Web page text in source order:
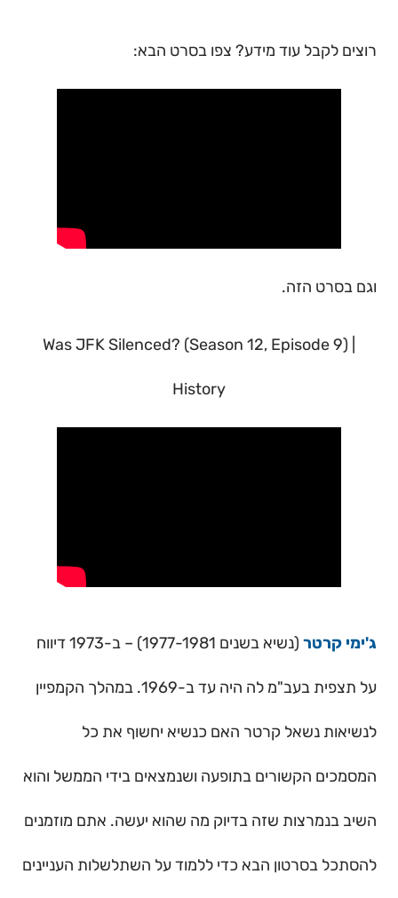
רוצים לקבל עוד מידע? צפו בסרט הבא:
וגם בסרט הזה.
Was JFK Silenced? (Season 12, Episode 9) |
History
ג'ימי קרטר (נשיא בשנים 1977-1981) – ב-1973 דיווח
על תצפית בעב"מ לה היה עד ב-1969. במהלך הקמפיין
לנשיאות נשאל קרטר האם כנשיא יחשוף את כל
המסמכים הקשורים בתופעה ושנמצאים בידי הממשל והוא
השיב בנמרצות שזה בדיוק מה שהוא יעשה. אתם מוזמנים
להסתכל בסרטון הבא כדי ללמוד על השתלשלות העניינים